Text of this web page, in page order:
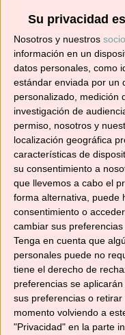
Su privacidad
Nosotros y nuestros
información en un
datos personales, como
estándar enviada por un
personalizado, medición
investigación de
permiso, nosotros y
localización geográfica
características de
su consentimiento a
que llevemos a cabo el
forma alternativa, puede
consentimiento o
cambiar sus
Tenga en cuenta que
personales puede no
tiene el derecho de
preferencias se
sus preferencias o
momento volviendo a
"Privacidad" en la parte
Suscríbete ahora
en tu correo.
¡No te pierdas
Dirección
de
correo
electrónico
Suscribir
YouTube